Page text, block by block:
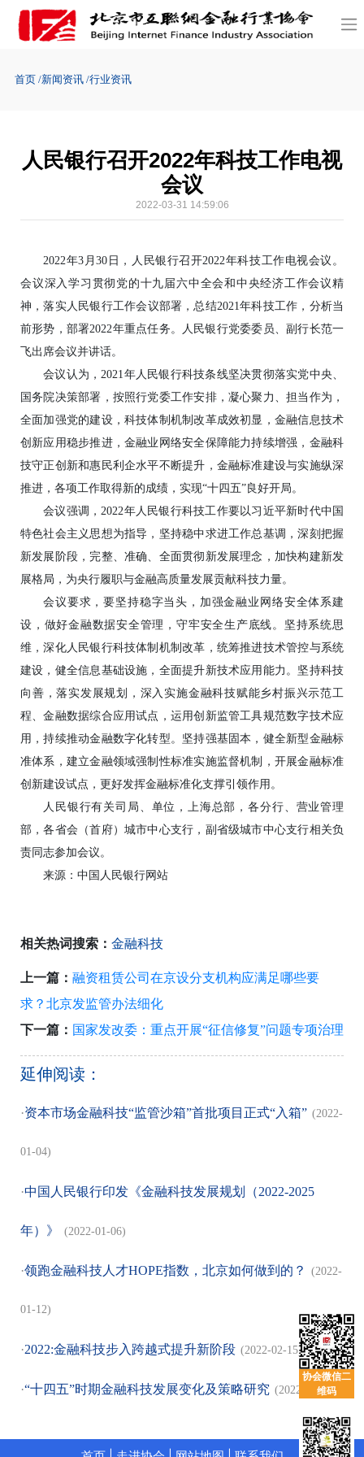
首页 新闻资讯 行业资讯
人民银行召开2022年科技工作电视
会议
2022-03-31 14:59:06
2022年3月30日，人民银行召开2022年科技工作电视会议。
会议深入学习贯彻党的十九届六中全会和中央经济工作会议精
神，落实人民银行工作会议部署，总结2021年科技工作，分析当
前形势，部署2022年重点任务。人民银行党委委员、副行长范一
飞出席会议并讲话。
会议认为，2021年人民银行科技条线坚决贯彻落实党中央、
国务院决策部署，按照行党委工作安排，凝心聚力、担当作为，
全面加强党的建设，科技体制机制改革成效初显，金融信息技术
创新应用稳步推进，金融业网络安全保障能力持续增强，金融科
技守正创新和惠民利企水平不断提升，金融标准建设与实施纵深
推进，各项工作取得新的成绩，实现“十四五”良好开局。
会议强调，2022年人民银行科技工作要以习近平新时代中国
特色社会主义思想为指导，坚持稳中求进工作总基调，深刻把握
新发展阶段，完整、准确、全面贯彻新发展理念，加快构建新发
展格局，为央行履职与金融高质量发展贡献科技力量。
会议要求，要坚持稳字当头，加强金融业网络安全体系建
设，做好金融数据安全管理，守牢安全生产底线。坚持系统思
维，深化人民银行科技体制机制改革，统筹推进技术管控与系统
建设，健全信息基础设施，全面提升新技术应用能力。坚持科技
向善，落实发展规划，深入实施金融科技赋能乡村振兴示范工
程、金融数据综合应用试点，运用创新监管工具规范数字技术应
用，持续推动金融数字化转型。坚持强基固本，健全新型金融标
准体系，建立金融领域强制性标准实施监督机制，开展金融标准
创新建设试点，更好发挥金融标准化支撑引领作用。
人民银行有关司局、单位，上海总部，各分行、营业管理
部，各省会（首府）城市中心支行，副省级城市中心支行相关负
责同志参加会议。
来源：中国人民银行网站
相关热词搜索： 金融科技
上一篇： 融资租赁公司在京设分支机构应满足哪些要
求？北京发监管办法细化
下一篇： 国家发改委：重点开展“征信修复”问题专项治理
延伸阅读：
·资本市场金融科技“监管沙箱”首批项目正式“入箱” (2022-
01-04)
·中国人民银行印发《金融科技发展规划（2022-2025
年）》 (2022-01-06)
·领跑金融科技人才HOPE指数，北京如何做到的？ (2022-
01-12)
·2022:金融科技步入跨越式提升新阶段 (2022-02-15)
·“十四五”时期金融科技发展变化及策略研究 (2022-02-23)
协会微信二
维码